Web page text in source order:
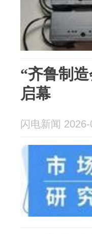
“齐鲁制
启幕
闪电新闻